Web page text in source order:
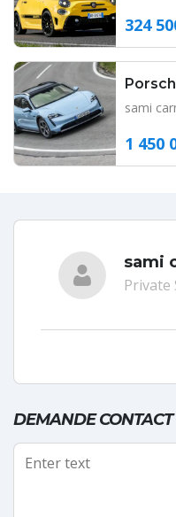
324
sami
1 450
sami
Private
DEMANDE CONTACT